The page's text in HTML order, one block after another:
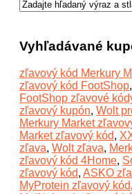
Vyhľadávané
zľavový kód Merkury
zľavový kód FootShop,
FootShop zľavové
zľavový kupón, Wolt
Merkury Market
Market zľavový kód,
zľava, Wolt zľava,
zľavový kód 4Home,
zľavový kód, ASKO
MyProtein zľavový kód,